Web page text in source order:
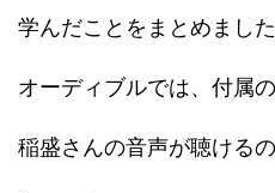
学んだことをまとめました
オーディブルでは、付属
稲盛さんの音声が聴ける